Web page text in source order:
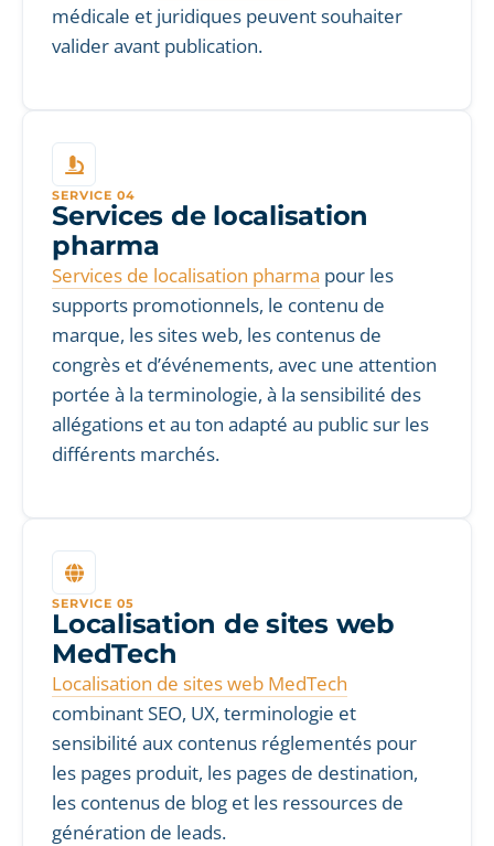
médicale et juridiques peuvent souhaiter
valider avant publication.
SERVICE 04
Services de localisation
pharma
Services de localisation pharma pour les
supports promotionnels, le contenu de
marque, les sites web, les contenus de
congrès et d’événements, avec une attention
portée à la terminologie, à la sensibilité des
allégations et au ton adapté au public sur les
différents marchés.
SERVICE 05
Localisation de sites web
MedTech
Localisation de sites web MedTech
combinant SEO, UX, terminologie et
sensibilité aux contenus réglementés pour
les pages produit, les pages de destination,
les contenus de blog et les ressources de
génération de leads.